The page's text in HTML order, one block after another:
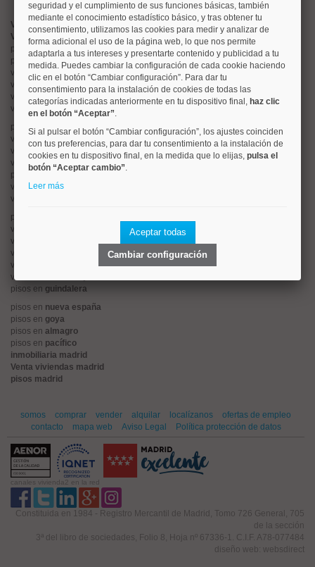
Valorar vivienda online
Vender piso
pisos en
chamberí
pisos enmoncloa
viviendas en argüelles
viviendas en
tetuán
viviendas en
cuatro caminos
viviendas en chamartín
pisos en rios rosas
viviendas en
prosperidad
viviendas en
hispanoamerica
viviendas en ciudad lineal
pisos en
salamanca
viviendas encentro
viviendas en
pisos en
viviendas en
viviendas en
viviendas en
alonso martinez
viviendas en
arturo soria
viviendas en
pisos en guindalera
pisos en nueva españa
pisos en goya
pisos en almagro
pisos en pacífico
inmobiliaria madrid
Venta viviendas madrid
pisos madrid
somos comprar vender alquilar localízanos
ofertas de empleo
contacto
mapa web Aviso Legal Política protección de datos
canales vivienda2 en la red
Constituida en 1984 - Registro Mercantil de Madrid, Tomo 726 General, 705
de la sección
3ª del libro de sociedades, Folio 8, Hoja nº 67336-1. C.I.F. A78-077484
diseño web: websdirect
seguridad y el cumplimiento de sus funciones básicas, también
mediante el conocimiento estadístico básico, y tras obtener tu
consentimiento, utilizamos las cookies para medir y analizar de
forma adicional el uso de la página web, lo que nos permite
adaptarla a tus intereses y presentarte contenido y publicidad a tu
medida. Puedes cambiar la configuración de cada cookie haciendo
clic en el botón “Cambiar configuración”. Para dar tu
consentimiento para la instalación de cookies de todas las
categorías indicadas anteriormente en tu dispositivo final, haz clic
en el botón “Aceptar”.
Si al pulsar el botón “Cambiar configuración”, los ajustes coinciden
con tus preferencias, para dar tu consentimiento a la instalación de
cookies en tu dispositivo final, en la medida que lo elijas, pulsa el
botón “Aceptar cambio”.
Leer más
Aceptar todas
Cambiar configuración